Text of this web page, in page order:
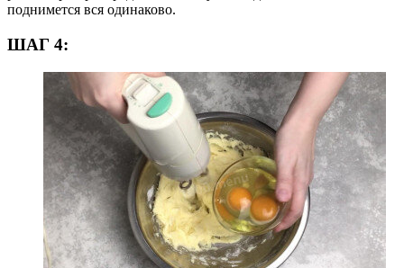
поднимется вся одинаково.
ШАГ 4: